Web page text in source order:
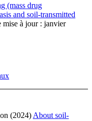
(mass drug
and soil-transmitted
mise à jour : janvier
(2024) About soil-